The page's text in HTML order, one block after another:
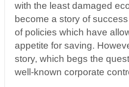
with the least damaged
become a story of
of policies which have
appetite for saving.
story, which begs the
well-known corporate